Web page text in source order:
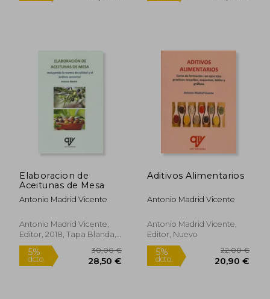
5%
dcto.
28,00 €
26,60 € dcto.
Elaboracion de
Aceitunas de Mesa
Antonio Madrid Vicente
Antonio Madrid Vicente,
Editor, 2018, Tapa Blanda,
Nuevo
Aditivos Alimentarios
Antonio Madrid Vicente
Antonio Madrid Vicente,
Editor, Nuevo